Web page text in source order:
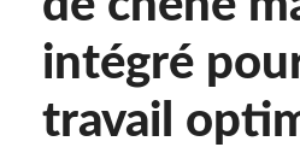
intégré
travail